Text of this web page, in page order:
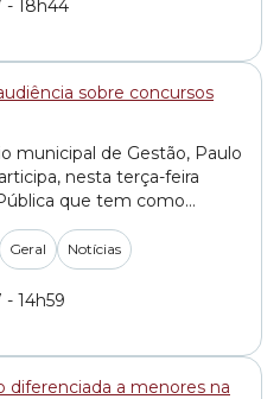
- 18h44
municipal de Gestão, Paulo
nesta terça-feira
que tem como
administração municipal
públicos da gestão
foi feito pelo vereador
o requerimento
Geral Notícias
14h59